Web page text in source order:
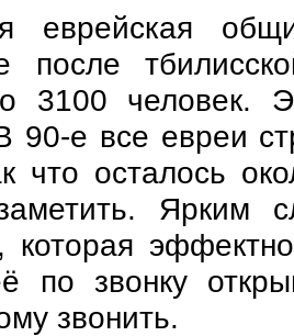
еврейская
после
3100 человек.
90-е все евреи
что осталось
Ярким
которая
по звонку
звонить.